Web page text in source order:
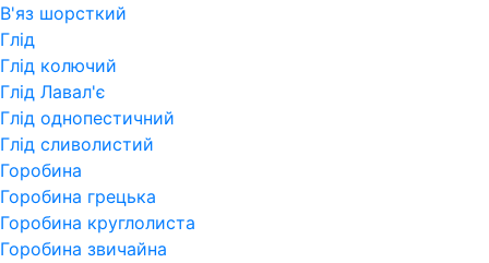
В'яз шорсткий
Глід
Глід колючий
Глід Лавал'є
Глід однопестичний
Глід сливолистий
Горобина
Горобина грецька
Горобина круглолиста
Горобина звичайна